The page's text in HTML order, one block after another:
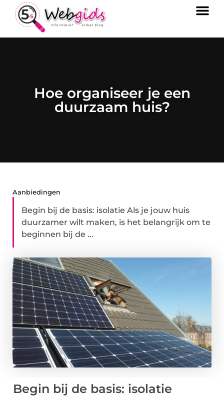
Hoe organiseer je een
duurzaam huis?
Aanbiedingen
Begin bij de basis: isolatie Als je jouw huis
duurzamer wilt maken, is het belangrijk om te
beginnen bij de ...
Begin bij de basis: isolatie